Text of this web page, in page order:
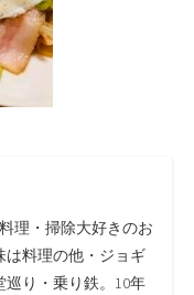
理・掃除大好きのお
は料理の他・ジョギ
巡り・乗り鉄。10年